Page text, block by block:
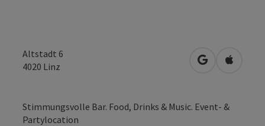
Altstadt 6
4020 Linz in Google
in
Stimmungsvolle Bar. Food, Drinks & Music. Event- &
Partylocation